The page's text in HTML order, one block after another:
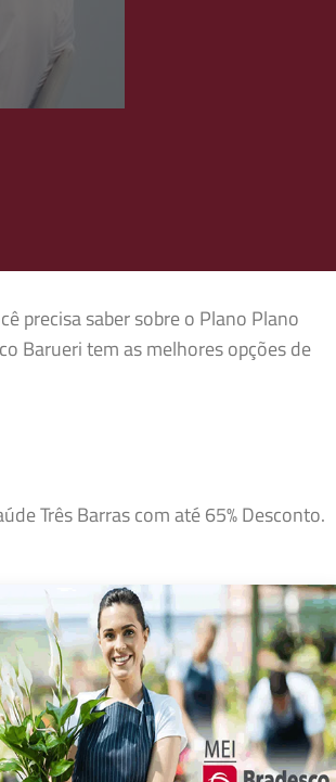
precisa saber sobre o Plano Plano
Barueri tem as melhores opções de
Três Barras com até 65% Desconto.